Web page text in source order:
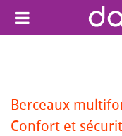
Berceaux
Confort et